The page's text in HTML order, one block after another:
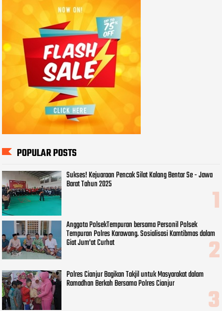
POPULAR POSTS
Sukses! Kejuaraan Pencak Silat Kalang Bentar Se - Jawa
Barat Tahun 2025
Anggota PolsekTempuran bersama Personil Polsek
Tempuran Polres Karawang. Sosialisasi Kamtibmas dalam
Giat Jum'at Curhat
Polres Cianjur Bagikan Takjil untuk Masyarakat dalam
Ramadhan Berkah Bersama Polres Cianjur